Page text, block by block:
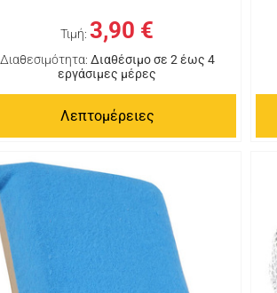
Τιμή: 3,90 €
Διαθεσιμότητα: Διαθέσιμο σε 2 έως 4
εργάσιμες μέρες
Λεπτομέρειες